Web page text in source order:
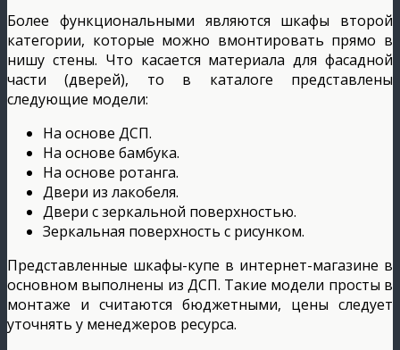
Более функциональными являются шкафы второй
категории, которые можно вмонтировать прямо в
нишу стены. Что касается материала для фасадной
части (дверей), то в каталоге представлены
следующие модели:
На основе ДСП.
На основе бамбука.
На основе ротанга.
Двери из лакобеля.
Двери с зеркальной поверхностью.
Зеркальная поверхность с рисунком.
Представленные шкафы-купе в интернет-магазине в
основном выполнены из ДСП. Такие модели просты в
монтаже и считаются бюджетными, цены следует
уточнять у менеджеров ресурса.